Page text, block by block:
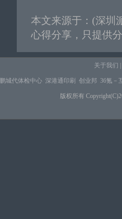
本文来源于： (深圳
心得分享，只提供
关于我们
鹏城代体检中心 深港通印刷 创业邦 36氪－
版权所有